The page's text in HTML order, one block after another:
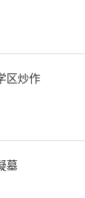
热
增
职
围
区炒作
墓